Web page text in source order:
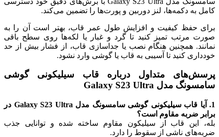
کامل به دکمه‌ها، لنز دوربین و پورت‌ها را تضمین می‌کند.
برای حفظ کیفیت و افزایش طول عمر قاب، بهتر است آن را به
صورت مرتب تمیز کنید تا گرد و غبار یا لکه‌ها روی سطح باقی
نمانند. همچنین هنگام نصب یا جداسازی قاب، از فشار بیش از حد
خودداری کنید تا آسیبی به قاب یا گوشی وارد نشود.
پرسش‌های متداول درباره قاب سیلیکونی گوشی
سامسونگ مدل Galaxy S23 Ultra
1. آیا قاب سیلیکونی گوشی سامسونگ مدل Galaxy S23 Ultra در
برابر ضربه مقاوم است؟
بله، این قاب از سیلیکون مقاوم ساخته شده و توانایی جذب
ضربه‌های ناشی از سقوط را دارد.